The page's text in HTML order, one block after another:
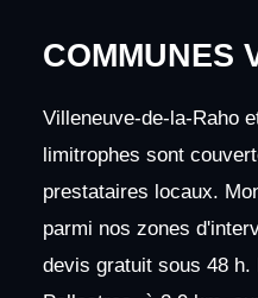
COMMUNES
Villeneuve-de-la-Raho
limitrophes sont
prestataires locaux.
parmi nos zones
devis gratuit sous 48 h.